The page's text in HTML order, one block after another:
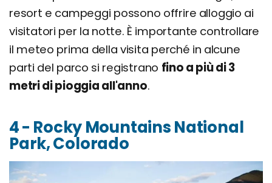
resort e campeggi possono offrire alloggio ai
visitatori per la notte. È importante controllare
il meteo prima della visita perché in alcune
parti del parco si registrano fino a più di 3
metri di pioggia all'anno.
4 - Rocky Mountains National
Park, Colorado